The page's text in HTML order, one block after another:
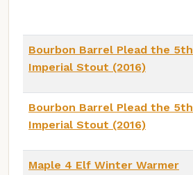
Bourbon Barrel Plead the 5th
Imperial Stout (2016)
Bourbon Barrel Plead the 5th
Imperial Stout (2016)
Maple 4 Elf Winter Warmer